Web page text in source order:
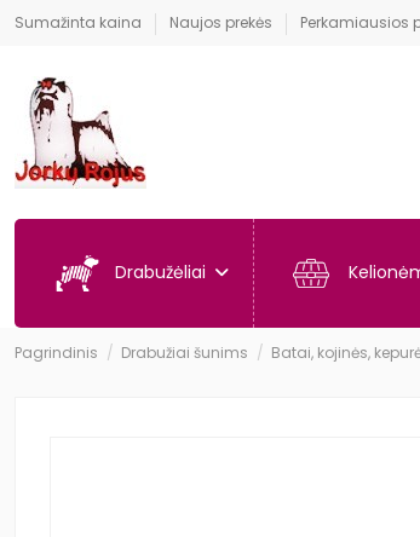
Sumažinta kaina Naujos prekės Perkamiausios
Drabužėliai
Pagrindinis Drabužiai šunims Batai, kojinės,